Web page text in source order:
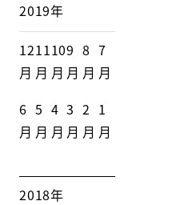
2019年
12
月
11
月
10
月
9
月
8
月
7
月
6
月
5
月
4
月
3
月
2
月
1
月
2018年